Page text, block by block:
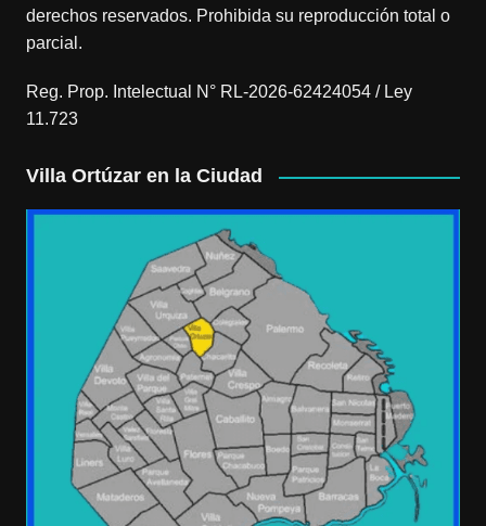
derechos reservados. Prohibida su reproducción total o
parcial.
Reg. Prop. Intelectual N° RL-2026-62424054 / Ley
11.723
Villa Ortúzar en la Ciudad